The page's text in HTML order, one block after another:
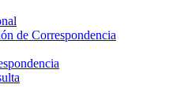
de Correspondencia